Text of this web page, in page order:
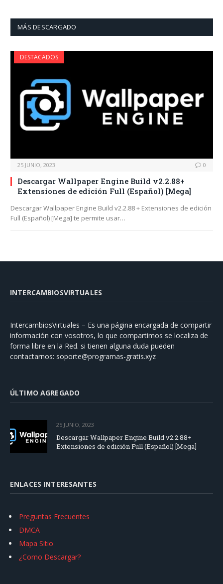
MÁS DESCARGADO
DESTACADOS
25 JUNIO, 2023 0
Descargar Wallpaper Engine Build v2.2.88+
Extensiones de edición Full (Español) [Mega]
Descargar Wallpaper Engine Build v2.2.88 + Extensiones de edición
Full (Español) [Mega] te permite usar…
INTERCAMBIOSVIRTUALES
IntercambiosVirtuales – Es una página encargada de compartir
información con vosotros, lo que compartimos se localiza de
forma libre en la Red. si tienen alguna duda pueden
contactarnos: soporte@programas-gratis.xyz
ÚLTIMO AGREGADO
25 JUNIO, 2023
Descargar Wallpaper Engine Build v2.2.88+
Extensiones de edición Full (Español) [Mega]
ENLACES INTERESANTES
Preguntas Frecuentes
DMCA
Mapa Sitio
¿Como Descargar?